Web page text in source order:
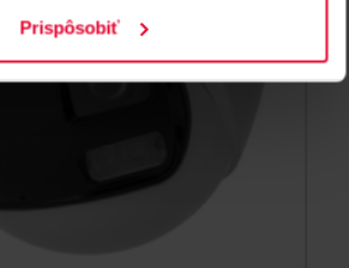
Prispôsobiť